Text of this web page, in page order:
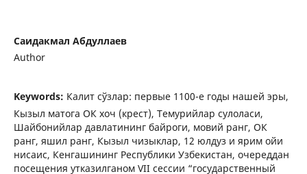
Саидакмал Абдуллаев
Author
Keywords: Калит сўзлар: первые 1100-е годы нашей эры,
Кызыл матога ОК хоч (крест), Темурийлар сулоласи,
Шайбонийлар давлатининг байроги, мовий ранг, ОК
ранг, яшил ранг, Кызыл чизыклар, 12 юлдуз и ярим ойи
нисаис, Кенгашининг Республики Узбекистан, очереддан
посещения утказилганом VII сессии “государственный